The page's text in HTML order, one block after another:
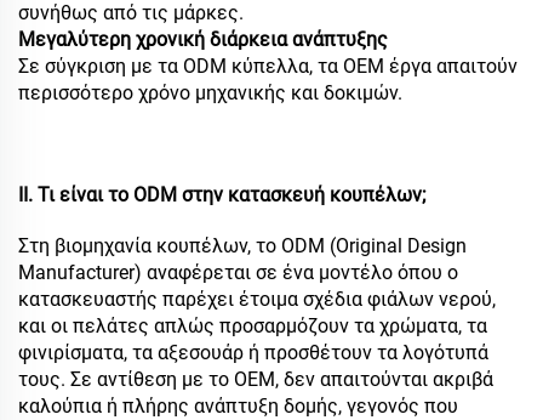
συνήθως από τις μάρκες.
Μεγαλύτερη χρονική διάρκεια ανάπτυξης
Σε σύγκριση με τα ODM κύπελλα, τα OEM έργα απαιτούν
περισσότερο χρόνο μηχανικής και δοκιμών.
ΙΙ. Τι είναι το ODM στην κατασκευή κουπέλων;
Στη βιομηχανία κουπέλων, το ODM (Original Design
Manufacturer) αναφέρεται σε ένα μοντέλο όπου ο
κατασκευαστής παρέχει έτοιμα σχέδια φιάλων νερού,
και οι πελάτες απλώς προσαρμόζουν τα χρώματα, τα
φινιρίσματα, τα αξεσουάρ ή προσθέτουν τα λογότυπά
τους. Σε αντίθεση με το OEM, δεν απαιτούνται ακριβά
καλούπια ή πλήρης ανάπτυξη δομής, γεγονός που